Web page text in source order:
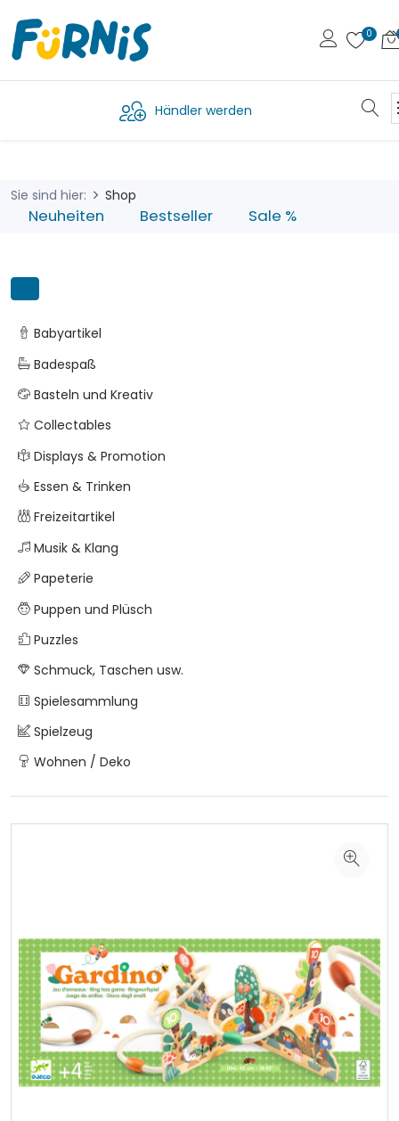
Händler werden
Sie sind hier: Shop
Neuheiten Bestseller Sale %
Babyartikel
Badespaß
Basteln und Kreativ
Collectables
Displays & Promotion
Essen & Trinken
Freizeitartikel
Musik & Klang
Papeterie
Puppen und Plüsch
Puzzles
Schmuck, Taschen usw.
Spielesammlung
Spielzeug
Wohnen / Deko